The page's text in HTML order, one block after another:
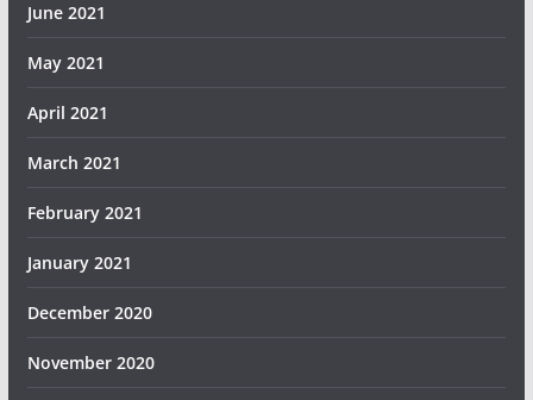
June 2021
May 2021
April 2021
March 2021
February 2021
January 2021
December 2020
November 2020